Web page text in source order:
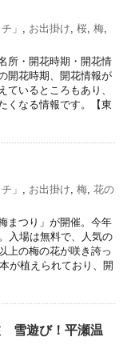
」 お出掛け 桜 梅
所・開花時期・開花情
開花時期、開花情報が
ているところもあり、
くなる情報です。【東
」 お出掛け 梅 花の
まつり」が開催。今年
入場は無料で、人気の
上の梅の花が咲き誇っ
が植えられており、開
雪遊び！平瀬温